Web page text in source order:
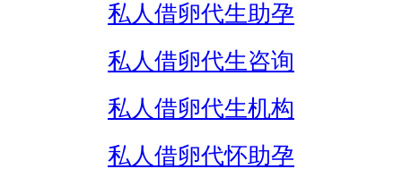
私人借卵代生助孕
私人借卵代生咨询
私人借卵代生机构
私人借卵代怀助孕